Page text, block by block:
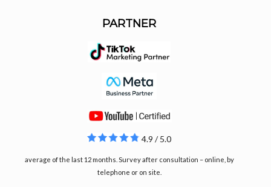
PARTNER
4.9 / 5.0
average of the last 12 months. Survey after consultation – online, by
telephone or on site.